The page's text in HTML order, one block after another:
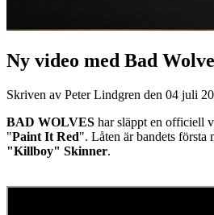
Ny video med Bad
Skriven av Peter Lindgren den 04 juli
BAD WOLVES har släppt en officiell
"Paint It Red". Låten är bandets första
"Killboy" Skinner.